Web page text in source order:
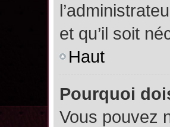
et qu’il soit
Haut
Pourquoi
Vous pouvez